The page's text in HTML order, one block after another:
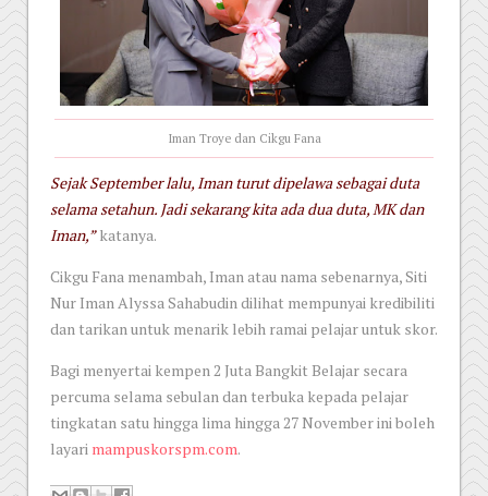
Iman Troye dan Cikgu Fana
Sejak September lalu, Iman turut dipelawa sebagai duta
selama setahun. Jadi sekarang kita ada dua duta, MK dan
Iman,”katanya.
Cikgu Fana menambah, Iman atau nama sebenarnya, Siti
Nur Iman Alyssa Sahabudin dilihat mempunyai kredibiliti
dan tarikan untuk menarik lebih ramai pelajar untuk skor.
Bagi menyertai kempen 2 Juta Bangkit Belajar secara
percuma selama sebulan dan terbuka kepada pelajar
tingkatan satu hingga lima hingga 27 November ini boleh
layari mampuskorspm.com.